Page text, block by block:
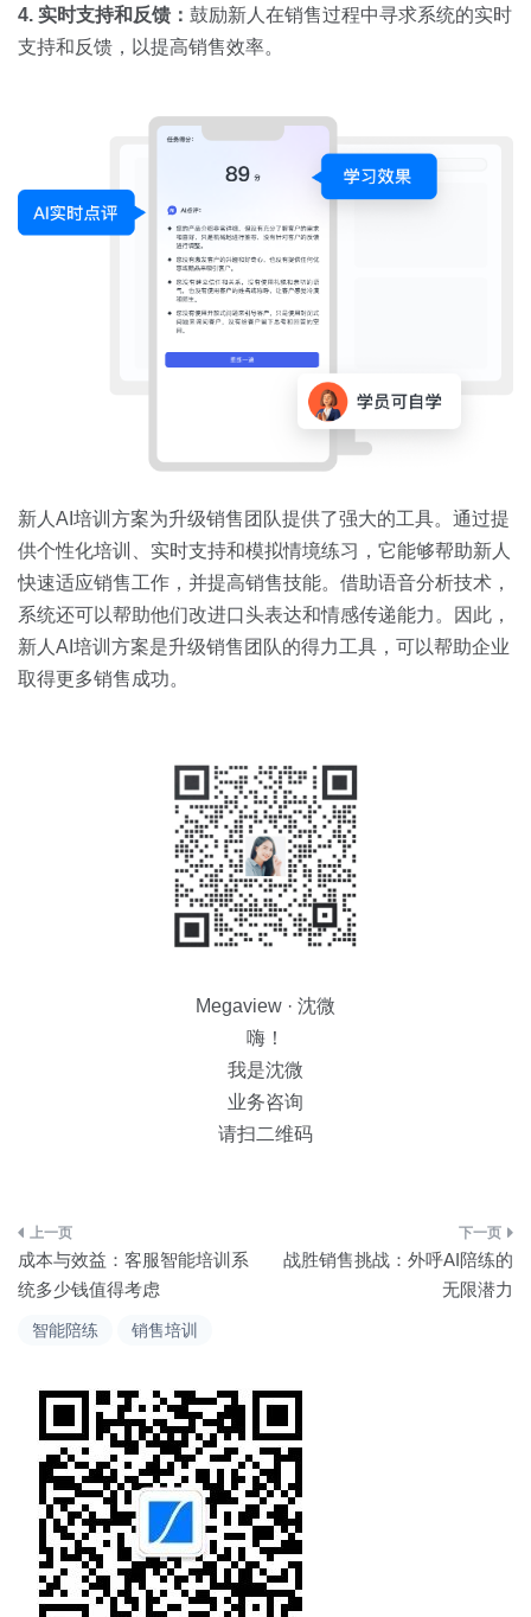
智能陪练 销售培训
4. 实时支持和反馈： 鼓励新人在销售过程中寻求系统的实时
支持和反馈，以提高销售效率。
新人AI培训方案为升级销售团队提供了强大的工具。通过提
供个性化培训、实时支持和模拟情境练习，它能够帮助新人
快速适应销售工作，并提高销售技能。借助语音分析技术，
系统还可以帮助他们改进口头表达和情感传递能力。因此，
新人AI培训方案是升级销售团队的得力工具，可以帮助企业
取得更多销售成功。
Megaview · 沈微
嗨！
我是沈微
业务咨询
请扫二维码
文
章
导
成本与效益：客服智能培训系
统多少钱值得考虑
战胜销售挑战：外呼AI陪练的
无限潜力